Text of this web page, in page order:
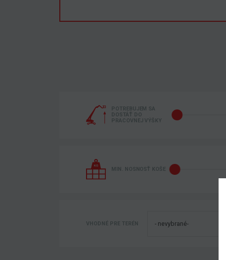
POTREBUJEM SA
DOSTÁŤ DO
PRACOVNEJ VÝŠKY
MIN. NOSNOSŤ KOŠE
VHODNÉ PRE TERÉN